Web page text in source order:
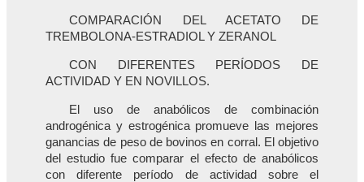
COMPARACIÓN DEL ACETATO DE
TREMBOLONA-ESTRADIOL Y ZERANOL
CON DIFERENTES PERÍODOS DE
ACTIVIDAD Y EN NOVILLOS.
El uso de anabólicos de combinación
androgénica y estrogénica promueve las mejores
ganancias de peso de bovinos en corral. El objetivo
del estudio fue comparar el efecto de anabólicos
con diferente período de actividad sobre el